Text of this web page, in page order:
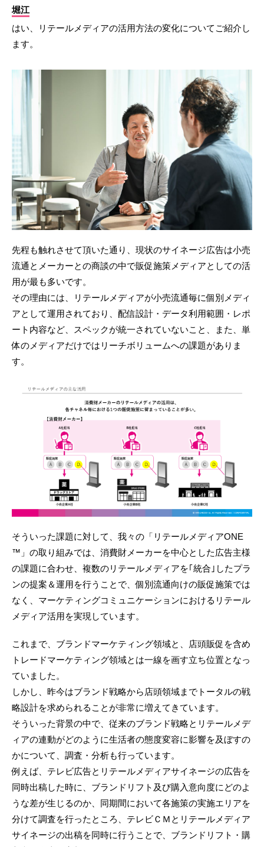
堀江
はい、リテールメディアの活用方法の変化についてご紹介し
ます。
先程も触れさせて頂いた通り、現状のサイネージ広告は小売
流通とメーカーとの商談の中で販促施策メディアとしての活
用が最も多いです。
その理由には、リテールメディアが小売流通毎に個別メディ
アとして運用されており、配信設計・データ利用範囲・レポ
ート内容など、スペックが統一されていないこと、また、単
体のメディアだけではリーチボリュームへの課題がありま
す。
そういった課題に対して、我々の「リテールメディアONE
™」の取り組みでは、消費財メーカーを中心とした広告主様
の課題に合わせ、複数のリテールメディアを｢統合｣したプラ
ンの提案＆運用を行うことで、個別流通向けの販促施策では
なく、マーケティングコミュニケーションにおけるリテール
メディア活用を実現しています。
これまで、ブランドマーケティング領域と、店頭販促を含め
トレードマーケティング領域とは一線を画す立ち位置となっ
ていました。
しかし、昨今はブランド戦略から店頭領域までトータルの戦
略設計を求められることが非常に増えてきています。
そういった背景の中で、従来のブランド戦略とリテールメデ
ィアの連動がどのように生活者の態度変容に影響を及ぼすの
かについて、調査・分析も行っています。
例えば、テレビ広告とリテールメディアサイネージの広告を
同時出稿した時に、ブランドリフト及び購入意向度にどのよ
うな差が生じるのか、同期間において各施策の実施エリアを
分けて調査を行ったところ、テレビＣＭとリテールメディア
サイネージの出稿を同時に行うことで、ブランドリフト・購